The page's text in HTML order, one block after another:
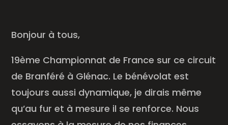
Bonjour à tous,
19ème Championnat de France sur ce circuit
de Branféré à Glénac. Le bénévolat est
toujours aussi dynamique, je dirais même
qu’au fur et à mesure il se renforce. Nous